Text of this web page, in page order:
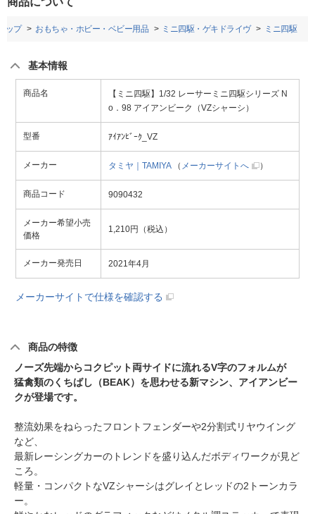
ップ おもちゃ・ホビー・ベビー用品 ミニ四駆・ゲキドライヴ ミニ四駆
基本情報
商品名
【ミニ四駆】1/32 レーサーミニ四駆シリーズ N
o．98 アイアンビーク（VZシャーシ）
型番 ｱｲｱﾝﾋﾞｰｸ_VZ
メーカー タミヤ｜TAMIYA（ メーカーサイトへ ）
商品コード 9090432
メーカー希望小売
価格
1,210円（税込）
メーカー発売日 2021年4月
メーカーサイトで仕様を確認する
商品の特徴
ノーズ先端からコクピット両サイドに流れるV字のフォルムが
猛禽類のくちばし（BEAK）を思わせる新マシン、アイアンビー
クが登場です。
整流効果をねらったフロントフェンダーや2分割式リヤウイング
など、
最新レーシングカーのトレンドを盛り込んだボディワークが見ど
ころ。
軽量・コンパクトなVZシャーシはグレイとレッドの2トーンカラ
ー。